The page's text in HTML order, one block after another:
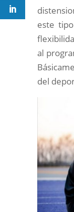
este
al
del